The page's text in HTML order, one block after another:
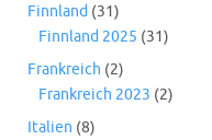
Finnland (31)
Finnland 2025 (31)
Frankreich (2)
Frankreich 2023 (2)
Italien (8)